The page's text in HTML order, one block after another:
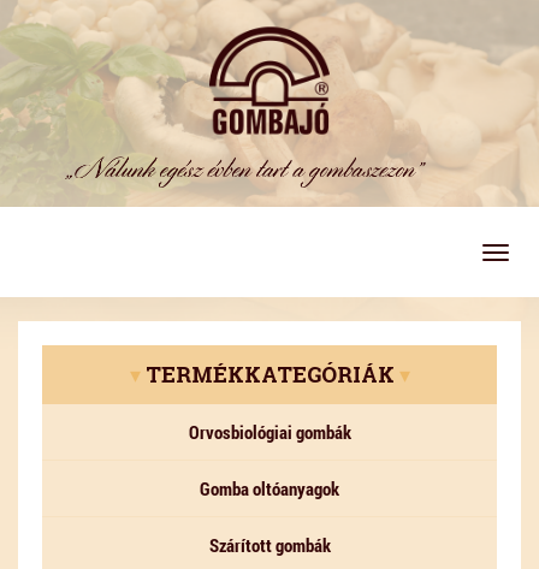
▾TERMÉKKATEGÓRIÁK ▾
Orvosbiológiai gombák
Gomba oltóanyagok
Szárított gombák